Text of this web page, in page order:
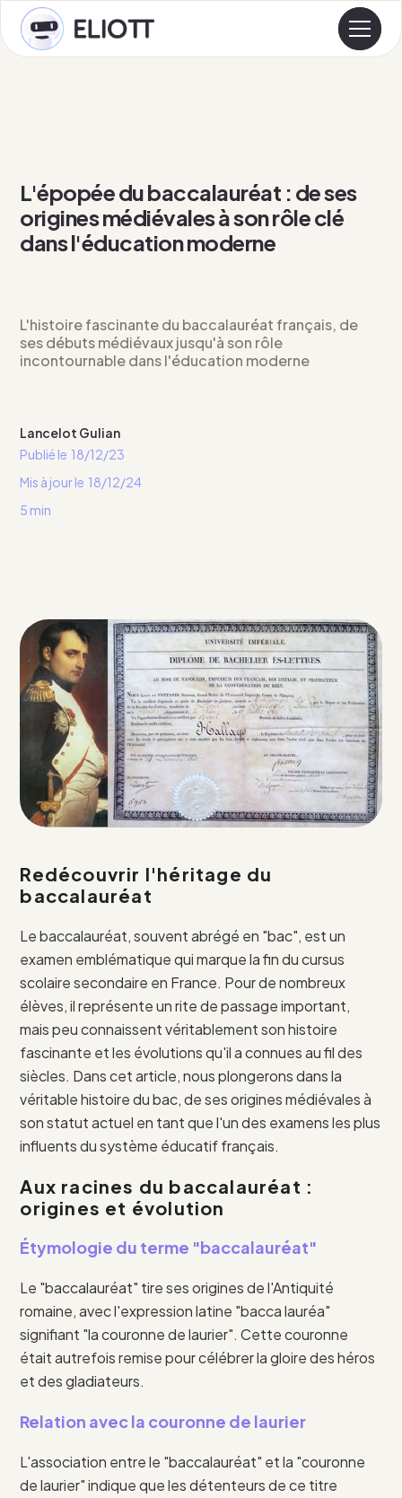
L'épopée du baccalauréat : de ses
origines médiévales à son rôle clé
dans l'éducation moderne
L'histoire fascinante du baccalauréat français, de
ses débuts médiévaux jusqu'à son rôle
incontournable dans l'éducation moderne
Lancelot Gulian
Publié le 18/12/23
Mis à jour le 18/12/24
5 min
Redécouvrir l'héritage du
baccalauréat
Le baccalauréat, souvent abrégé en "bac", est un
examen emblématique qui marque la fin du cursus
scolaire secondaire en France. Pour de nombreux
élèves, il représente un rite de passage important,
mais peu connaissent véritablement son histoire
fascinante et les évolutions qu'il a connues au fil des
siècles. Dans cet article, nous plongerons dans la
véritable histoire du bac, de ses origines médiévales à
son statut actuel en tant que l'un des examens les plus
influents du système éducatif français.
Aux racines du baccalauréat :
origines et évolution
Étymologie du terme "baccalauréat"
Le "baccalauréat" tire ses origines de l'Antiquité
romaine, avec l'expression latine "bacca lauréa"
signifiant "la couronne de laurier". Cette couronne
était autrefois remise pour célébrer la gloire des héros
et des gladiateurs.
Relation avec la couronne de laurier
L'association entre le "baccalauréat" et la "couronne
de laurier" indique que les détenteurs de ce titre